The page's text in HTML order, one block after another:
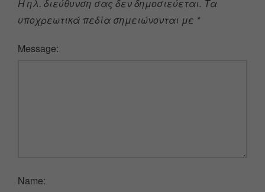
Η ηλ. διεύθυνση σας δεν δημοσιεύεται. Τα
υποχρεωτικά πεδία σημειώνονται με *
Message:
Name: